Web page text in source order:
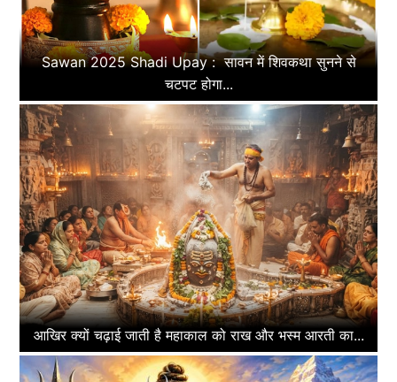
Sawan 2025 Shadi Upay : सावन में शिवकथा सुनने से
चटपट होगा...
आखिर क्यों चढ़ाई जाती है महाकाल को राख और भस्म आरती का...